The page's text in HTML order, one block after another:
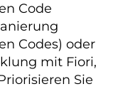
Code
Codes) oder
mit Fiori,
Sie